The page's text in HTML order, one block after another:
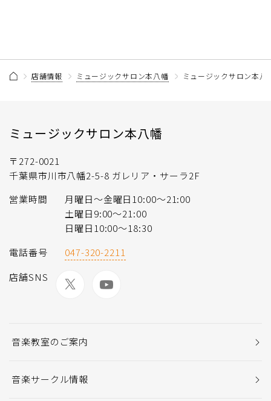
店舗情報 ミュージックサロン本八幡 ミュージックサロン本八
ミュージックサロン本八幡
〒272-0021
千葉県市川市八幡2-5-8 ガレリア・サーラ2F
営業時間
月曜日〜金曜日10:00〜21:00
土曜日9:00〜21:00
日曜日10:00〜18:30
電話番号
047-320-2211
店舗SNS
音楽教室のご案内
音楽サークル情報